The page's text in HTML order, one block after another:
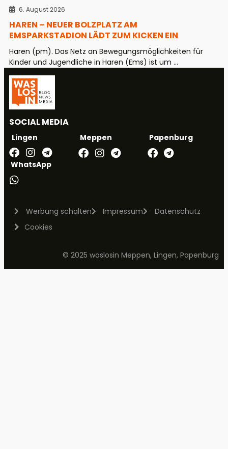
6. August 2026
HAREN – NEUER BOLZPLATZ AM
EMSPARKSTADION LÄDT ZUM KICKEN EIN
Haren (pm). Das Netz an Bewegungsmöglichkeiten für
Kinder und Jugendliche in Haren (Ems) ist um ...
SOCIAL MEDIA
Lingen Meppen Papenburg
WhatsApp
Werbung schalten Impressum
Datenschutz
Cookies
© 2025 waslosin Meppen, Lingen, Papenburg